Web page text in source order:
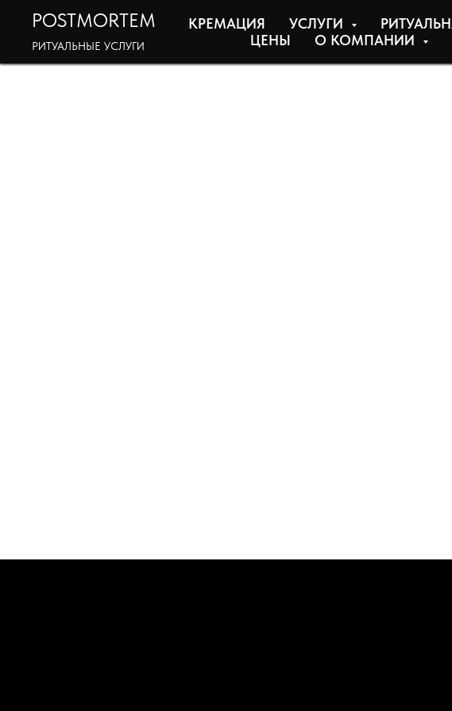
POSTMORTEM
РИТУАЛЬНЫЕ УСЛУГИ
КРЕМАЦИЯ УСЛУГИ
ЦЕНЫ
О КОМПАНИИ